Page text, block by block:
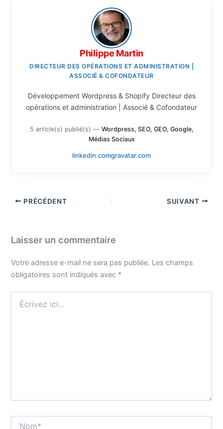
Philippe Martin
DIRECTEUR DES OPÉRATIONS ET ADMINISTRATION |
ASSOCIÉ & COFONDATEUR
Développement Wordpress & Shopify Directeur des
opérations et administration | Associé & Cofondateur
5 article(s) publié(s) — Wordpress, SEO, GEO, Google,
Médias Sociaux
linkedin.comgravatar.com
PRÉCÉDENT SUIVANT
Laisser un commentaire
Votre adresse e-mail ne sera pas publiée. Les champs
obligatoires sont indiqués avec *
ici…